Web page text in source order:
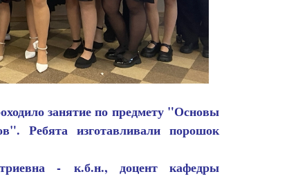
занятие по предмету "Основы
Ребята изготавливали порошок
- к.б.н., доцент кафедры